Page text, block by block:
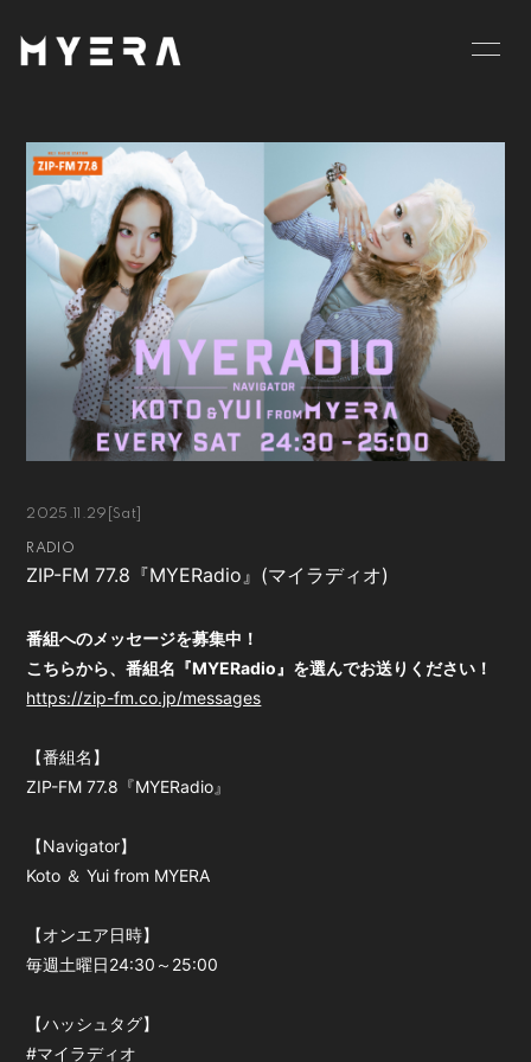
SCHEDULE PROFILE
VIDEO DISCOGRAPHY
GOODS BLOG
MOVIE RADIO
PHOTO
お仕事のご依頼等は
こちら
会員登録 ログイン
2025.11.29 [Sat]
RADIO
ZIP-FM 77.8『MYERadio』(マイラディオ)
番組へのメッセージを募集中！
こちらから、番組名『MYERadio』を選んでお送りください！
https://zip-fm.co.jp/messages
【番組名】
ZIP-FM 77.8『MYERadio』
【Navigator】
Koto ＆ Yui from MYERA
【オンエア日時】
毎週土曜日24:30～25:00
【ハッシュタグ】
#マイラディオ